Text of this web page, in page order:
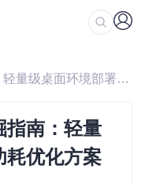
/ 老旧电视盒子性能挖掘指南：轻量级桌面环境部署与低功耗优化方案
指南：轻量
耗优化方案